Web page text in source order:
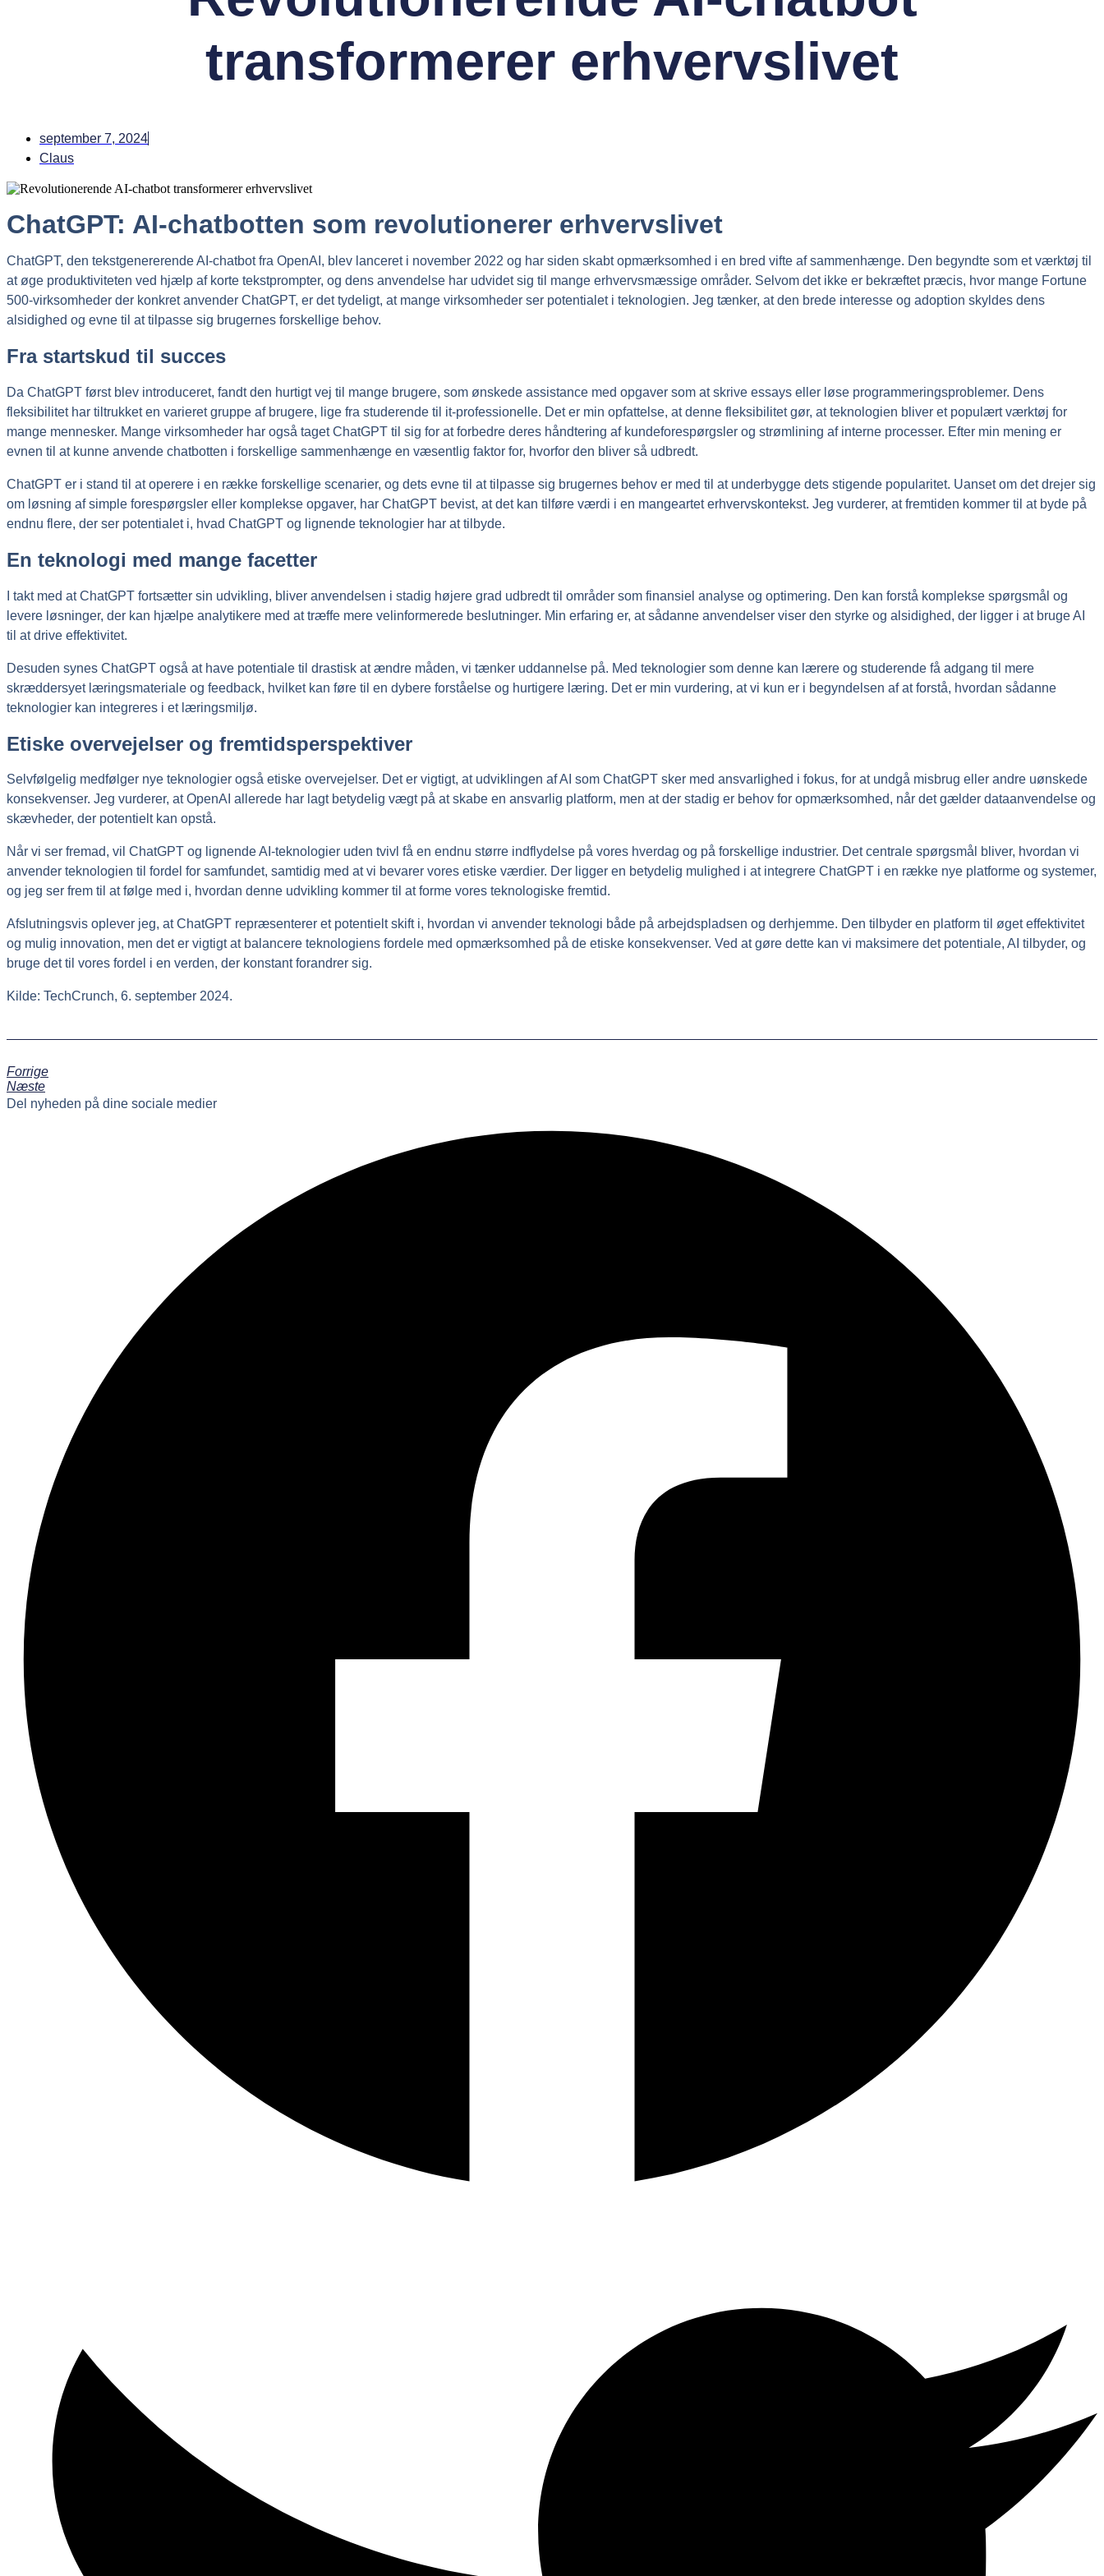
transformerer erhvervslivet
september 7, 2024
Claus
ChatGPT: AI-chatbotten som revolutionerer erhvervslivet
ChatGPT, den tekstgenererende AI-chatbot fra OpenAI, blev lanceret i november 2022 og har siden skabt opmærksomhed i en bred vifte af sammenhænge. Den begyndte som et værktøj til
at øge produktiviteten ved hjælp af korte tekstprompter, og dens anvendelse har udvidet sig til mange erhvervsmæssige områder. Selvom det ikke er bekræftet præcis, hvor mange Fortune
500-virksomheder der konkret anvender ChatGPT, er det tydeligt, at mange virksomheder ser potentialet i teknologien. Jeg tænker, at den brede interesse og adoption skyldes dens
alsidighed og evne til at tilpasse sig brugernes forskellige behov.
Fra startskud til succes
Da ChatGPT først blev introduceret, fandt den hurtigt vej til mange brugere, som ønskede assistance med opgaver som at skrive essays eller løse programmeringsproblemer. Dens
fleksibilitet har tiltrukket en varieret gruppe af brugere, lige fra studerende til it-professionelle. Det er min opfattelse, at denne fleksibilitet gør, at teknologien bliver et populært værktøj for
mange mennesker. Mange virksomheder har også taget ChatGPT til sig for at forbedre deres håndtering af kundeforespørgsler og strømlining af interne processer. Efter min mening er
evnen til at kunne anvende chatbotten i forskellige sammenhænge en væsentlig faktor for, hvorfor den bliver så udbredt.
ChatGPT er i stand til at operere i en række forskellige scenarier, og dets evne til at tilpasse sig brugernes behov er med til at underbygge dets stigende popularitet. Uanset om det drejer sig
om løsning af simple forespørgsler eller komplekse opgaver, har ChatGPT bevist, at det kan tilføre værdi i en mangeartet erhvervskontekst. Jeg vurderer, at fremtiden kommer til at byde på
endnu flere, der ser potentialet i, hvad ChatGPT og lignende teknologier har at tilbyde.
En teknologi med mange facetter
I takt med at ChatGPT fortsætter sin udvikling, bliver anvendelsen i stadig højere grad udbredt til områder som finansiel analyse og optimering. Den kan forstå komplekse spørgsmål og
levere løsninger, der kan hjælpe analytikere med at træffe mere velinformerede beslutninger. Min erfaring er, at sådanne anvendelser viser den styrke og alsidighed, der ligger i at bruge AI
til at drive effektivitet.
Desuden synes ChatGPT også at have potentiale til drastisk at ændre måden, vi tænker uddannelse på. Med teknologier som denne kan lærere og studerende få adgang til mere
skræddersyet læringsmateriale og feedback, hvilket kan føre til en dybere forståelse og hurtigere læring. Det er min vurdering, at vi kun er i begyndelsen af at forstå, hvordan sådanne
teknologier kan integreres i et læringsmiljø.
Etiske overvejelser og fremtidsperspektiver
Selvfølgelig medfølger nye teknologier også etiske overvejelser. Det er vigtigt, at udviklingen af AI som ChatGPT sker med ansvarlighed i fokus, for at undgå misbrug eller andre uønskede
konsekvenser. Jeg vurderer, at OpenAI allerede har lagt betydelig vægt på at skabe en ansvarlig platform, men at der stadig er behov for opmærksomhed, når det gælder dataanvendelse og
skævheder, der potentielt kan opstå.
Når vi ser fremad, vil ChatGPT og lignende AI-teknologier uden tvivl få en endnu større indflydelse på vores hverdag og på forskellige industrier. Det centrale spørgsmål bliver, hvordan vi
anvender teknologien til fordel for samfundet, samtidig med at vi bevarer vores etiske værdier. Der ligger en betydelig mulighed i at integrere ChatGPT i en række nye platforme og systemer,
og jeg ser frem til at følge med i, hvordan denne udvikling kommer til at forme vores teknologiske fremtid.
Afslutningsvis oplever jeg, at ChatGPT repræsenterer et potentielt skift i, hvordan vi anvender teknologi både på arbejdspladsen og derhjemme. Den tilbyder en platform til øget effektivitet
og mulig innovation, men det er vigtigt at balancere teknologiens fordele med opmærksomhed på de etiske konsekvenser. Ved at gøre dette kan vi maksimere det potentiale, AI tilbyder, og
bruge det til vores fordel i en verden, der konstant forandrer sig.
Kilde: TechCrunch, 6. september 2024.
Forrige
Næste
Del nyheden på dine sociale medier